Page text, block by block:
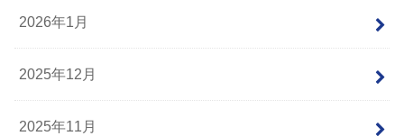
2026年1月
2025年12月
2025年11月